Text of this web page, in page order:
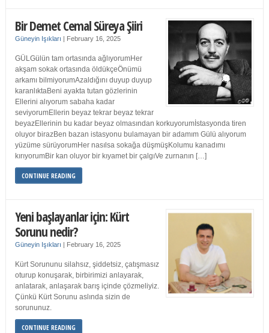
Bir Demet Cemal Süreya Şiiri
Güneyin Işıkları | February 16, 2025
GÜLGülün tam ortasında ağlıyorumHer
akşam sokak ortasında öldükçeÖnümü
arkamı bilmiyorumAzaldığını duyup duyup
karanlıktaBeni ayakta tutan gözlerinin
Ellerini alıyorum sabaha kadar
seviyorumEllerin beyaz tekrar beyaz tekrar
beyazEllerinin bu kadar beyaz olmasından korkuyorumİstasyonda tiren
oluyor birazBen bazan istasyonu bulamayan bir adamım Gülü alıyorum
yüzüme sürüyorumHer nasılsa sokağa düşmüşKolumu kanadımı
kırıyorumBir kan oluyor bir kıyamet bir çalgıVe zurnanın […]
CONTINUE READING
Yeni başlayanlar için: Kürt
Sorunu nedir?
Güneyin Işıkları | February 16, 2025
Kürt Sorununu silahsız, şiddetsiz, çatışmasız
oturup konuşarak, birbirimizi anlayarak,
anlatarak, anlaşarak barış içinde çözmeliyiz.
Çünkü Kürt Sorunu aslında sizin de
sorununuz.
CONTINUE READING